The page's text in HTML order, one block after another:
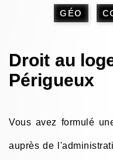
GÉO
Droit au
Périgueux
Vous avez formulé
auprès de